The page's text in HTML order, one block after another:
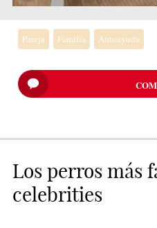
Pareja Familia Autoayuda
Los perros más
celebrities